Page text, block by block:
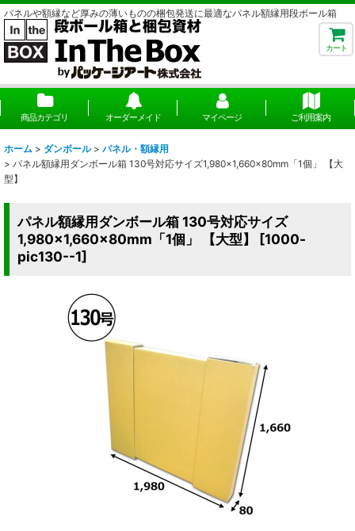
パネルや額縁など厚みの薄いものの梱包発送に最適なパネル額縁用段ボール箱
カート
商品カテゴリ オーダーメイド マイページ ご利用案内
ホーム > ダンボール > パネル・額縁用
> パネル額縁用ダンボール箱 130号対応サイズ1,980×1,660×80mm「1個」 【大
型】
パネル額縁用ダンボール箱 130号対応サイズ
1,980×1,660×80mm「1個」 【大型】
[1000-
pic130--1]